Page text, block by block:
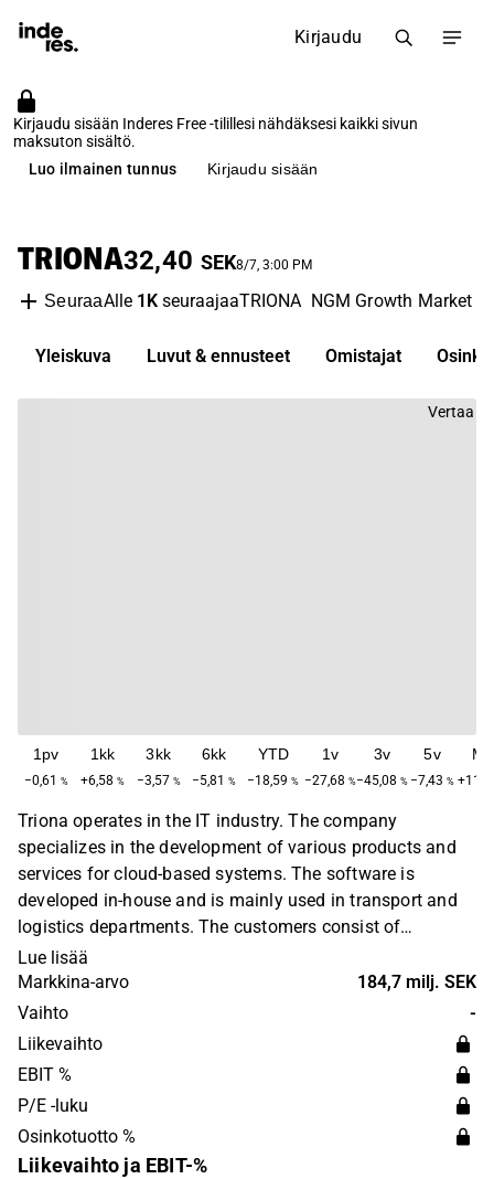
Kirjaudu
Kirjaudu sisään Inderes Free -tilillesi nähdäksesi kaikki sivun
maksuton sisältö.
Luo ilmainen tunnus
Kirjaudu sisään
TRIONA32,40 SEK8/7, 3:00 PM
SeuraaAlle 1KseuraajaaTRIONA NGM Growth Market
Yleiskuva Luvut & ennusteet Omistajat Osinko
Vertaa
1pv
−0,61 %
1kk
+6,58 %
3kk
−3,57 %
6kk
−5,81 %
YTD
−18,59 %
1v
−27,68 %
3v
−45,08 %
5v
−7,43 %
Triona operates in the IT industry. The company
specializes in the development of various products and
services for cloud-based systems. The software is
developed in-house and is mainly used in transport and
logistics departments. The customers consist of
corporate customers operating in several different
sectors. In addition to the main business, various value-
added services are also offered. The largest operations
are found in the Nordic market.
Lue lisää
Markkina-arvo
184,7 milj. SEK
Vaihto
-
Liikevaihto
EBIT %
P/E -luku
Osinkotuotto %
Liikevaihto ja EBIT-%